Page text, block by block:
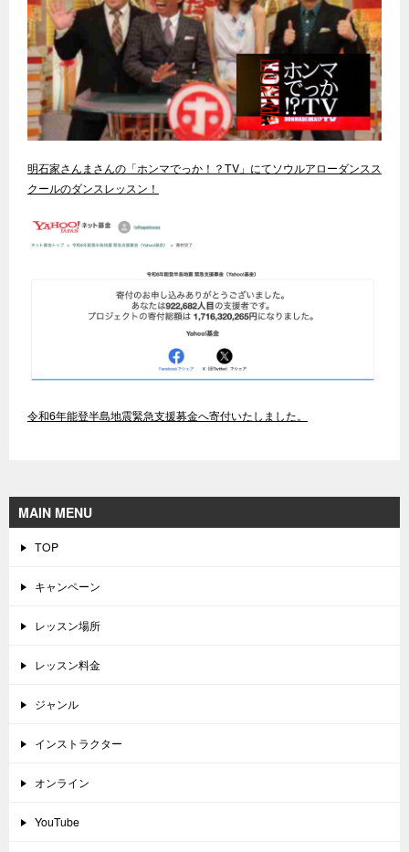
明石家さんまさんの「ホンマでっか！？TV」にてソウルアローダンスス
クールのダンスレッスン！
令和6年能登半島地震緊急支援募金へ寄付いたしました。
MAIN MENU
TOP
キャンペーン
レッスン場所
レッスン料金
ジャンル
インストラクター
オンライン
YouTube